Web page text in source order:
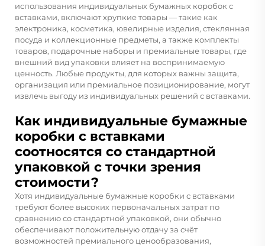
использования индивидуальных бумажных коробок с
вставками, включают хрупкие товары — такие как
электроника, косметика, ювелирные изделия, стеклянная
посуда и коллекционные предметы, а также комплекты
товаров, подарочные наборы и премиальные товары, где
внешний вид упаковки влияет на воспринимаемую
ценность. Любые продукты, для которых важны защита,
организация или премиальное позиционирование, могут
извлечь выгоду из индивидуальных решений с вставками.
Как индивидуальные бумажные
коробки с вставками
соотносятся со стандартной
упаковкой с точки зрения
стоимости?
Хотя индивидуальные бумажные коробки с вставками
требуют более высоких первоначальных затрат по
сравнению со стандартной упаковкой, они обычно
обеспечивают положительную отдачу за счёт
возможностей премиального ценообразования,